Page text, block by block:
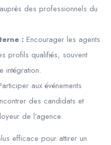
des professionnels du
: Encourager les agents
profils qualifiés, souvent
intégration.
aux événements
des candidats et
de l’agence.
efficace pour attirer un